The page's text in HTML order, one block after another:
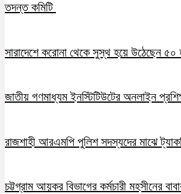
তদন্ত কমিটি
সারাদেশে করোনা থেকে সুস্থ হয়ে উঠেছেন ৫০
জাতীয় গণমাধ্যম ইনস্টিটিউটের অনলাইন
রাজশাহী আরএমপি পুলিশ সদস্যদের মাঝে
চট্টগ্রাম আয়কর বিভাগের কর্মচারী মহসীনের